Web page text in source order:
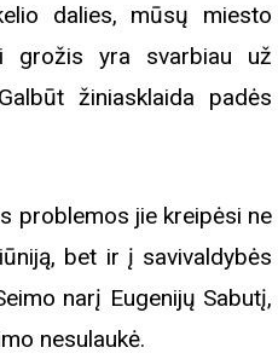
dalies, mūsų miesto
grožis yra svarbiau už
žiniasklaida padės
problemos jie kreipėsi ne
bet ir į savivaldybės
narį Eugenijų Sabutį,
nesulaukė.